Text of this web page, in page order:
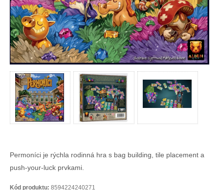
Permoníci je rýchla rodinná hra s bag building, tile placement a
push-your-luck prvkami.
Kód produktu: 8594224240271